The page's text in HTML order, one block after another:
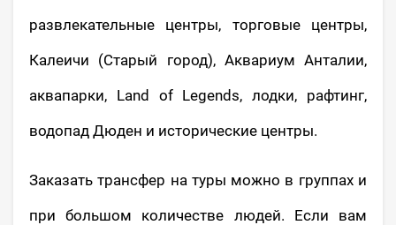
развлекательные центры, торговые центры,
Калеичи (Старый город), Аквариум Анталии,
аквапарки, Land of Legends, лодки, рафтинг,
водопад Дюден и исторические центры.
Заказать трансфер на туры можно в группах и
при большом количестве людей. Если вам